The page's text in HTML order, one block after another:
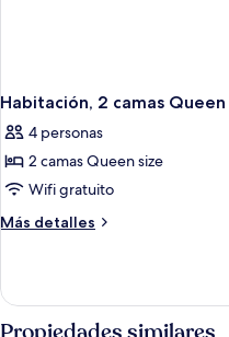
Habitación, 2 camas Queen
4 personas
2 camas Queen size
Wifi gratuito
Más detalles
Más
2